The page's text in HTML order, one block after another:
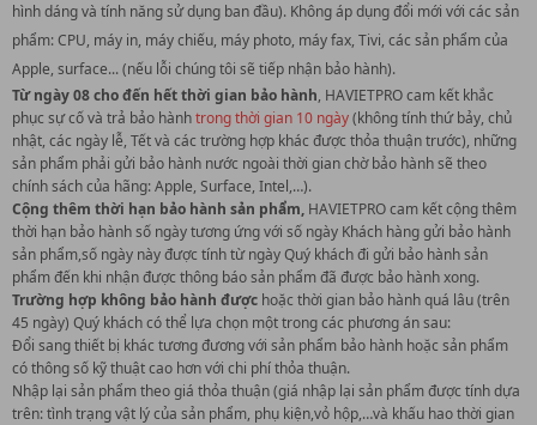
hình dáng và tính năng sử dụng ban đầu). Không áp dụng đổi mới với các sản
phẩm: CPU, máy in, máy chiếu, máy photo, máy fax, Tivi, các sản phẩm của
Apple, surface... (nếu lỗi chúng tôi sẽ tiếp nhận bảo hành).
Từ ngày 08 cho đến hết thời gian bảo hành, HAVIETPRO cam kết khắc
phục sự cố và trả bảo hànhtrong thời gian 10 ngày(không tính thứ bảy, chủ
nhật, các ngày lễ, Tết và các trường hợp khác được thỏa thuận trước), những
sản phẩm phải gửi bảo hành nước ngoài thời gian chờ bảo hành sẽ theo
chính sách của hãng: Apple, Surface, Intel,…).
Cộng thêm thời hạn bảo hành sản phẩm, HAVIETPRO cam kết cộng thêm
thời hạn bảo hành số ngày tương ứng với số ngày Khách hàng gửi bảo hành
sản phẩm,số ngày này được tính từ ngày Quý khách đi gửi bảo hành sản
phẩm đến khi nhận được thông báo sản phẩm đã được bảo hành xong.
Trường hợp không bảo hành được hoặc thời gian bảo hành quá lâu (trên
45 ngày) Quý khách có thể lựa chọn một trong các phương án sau:
Đổi sang thiết bị khác tương đương với sản phẩm bảo hành hoặc sản phẩm
có thông số kỹ thuật cao hơn với chi phí thỏa thuận.
Nhập lại sản phẩm theo giá thỏa thuận (giá nhập lại sản phẩm được tính dựa
trên: tình trạng vật lý của sản phẩm, phụ kiện,vỏ hộp,…và khấu hao thời gian